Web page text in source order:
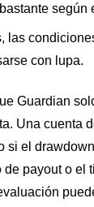
según
las
con lupa.
Guardian
Una cuenta
si el
payout o el